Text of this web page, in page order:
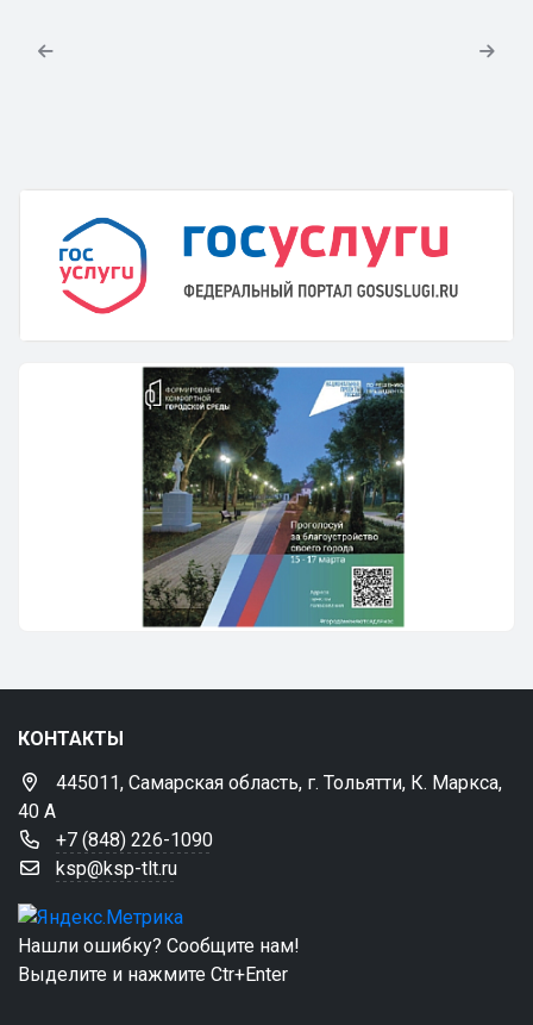
КОНТАКТЫ
445011, Самарская область, г. Тольятти, К. Маркса,
40 А
+7 (848) 226-1090
ksp@ksp-tlt.ru
Нашли ошибку? Сообщите нам!
Выделите и нажмите Ctr+Enter